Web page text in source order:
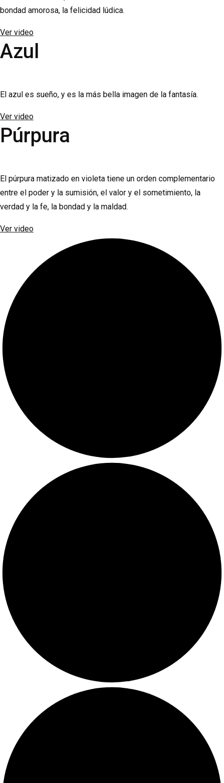
bondad amorosa, la felicidad lúdica.
Ver video
Azul
El azul es sueño, y es la más bella imagen de la fantasía.
Ver video
Púrpura
El púrpura matizado en violeta tiene un orden complementario
entre el poder y la sumisión, el valor y el sometimiento, la
verdad y la fe, la bondad y la maldad.
Ver video